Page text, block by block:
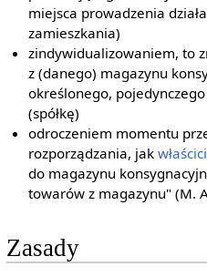
miejsca prowadzenia
zamieszkania)
zindywidualizowaniem, to
z (danego) magazynu
określonego,
(spółkę)
odroczeniem momentu
rozporządzania, jak
do magazynu
towarów z magazynu" (M.
Zasady